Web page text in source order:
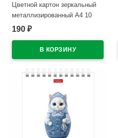
Цветной картон зеркальный
металлизированный А4 10
листов 10 цветов
Мозаика в папке
арт.10Кц4мт_23734
В наличии
190 ₽